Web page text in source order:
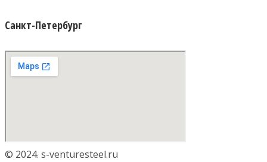
Санкт-Петербург
© 2024. s-venturesteel.ru